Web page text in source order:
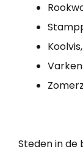
Steden in de